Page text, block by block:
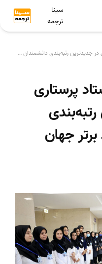
سینا
ترجمه
درخشش نام 24 استاد پرستاری ایرانی در جدیدترین رتبه‌بندی دانشمندان 2 درصد برتر جهان
نام 24 استاد پرستاری